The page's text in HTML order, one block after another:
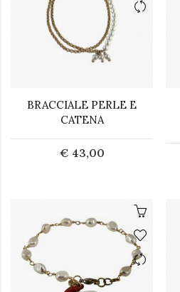
BRACCIALE PERLE E
CATENA
€ 43,00